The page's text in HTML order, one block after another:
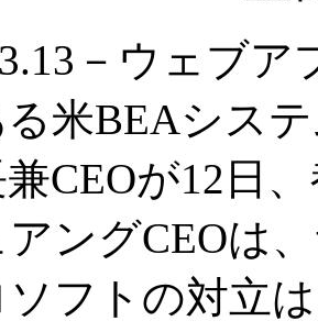
－ウェブア
米BEAシス
CEOが12日
ングCEOは
フトの対立